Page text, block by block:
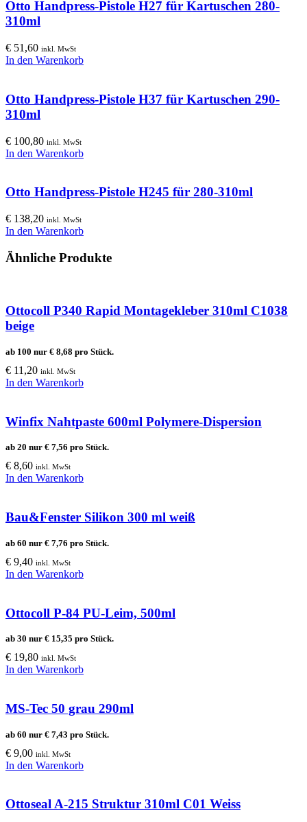
Otto Handpress-Pistole H27 für Kartuschen 280-
310ml
€ 51,60 inkl. MwSt
In den Warenkorb
Otto Handpress-Pistole H37 für Kartuschen 290-
310ml
€ 100,80 inkl. MwSt
In den Warenkorb
Otto Handpress-Pistole H245 für 280-310ml
€ 138,20 inkl. MwSt
In den Warenkorb
Ähnliche Produkte
Ottocoll P340 Rapid Montagekleber 310ml C1038
beige
ab 100 nur € 8,68 pro Stück.
€ 11,20 inkl. MwSt
In den Warenkorb
Winfix Nahtpaste 600ml Polymere-Dispersion
ab 20 nur € 7,56 pro Stück.
€ 8,60 inkl. MwSt
In den Warenkorb
Bau&Fenster Silikon 300 ml weiß
ab 60 nur € 7,76 pro Stück.
€ 9,40 inkl. MwSt
In den Warenkorb
Ottocoll P-84 PU-Leim, 500ml
ab 30 nur € 15,35 pro Stück.
€ 19,80 inkl. MwSt
In den Warenkorb
MS-Tec 50 grau 290ml
ab 60 nur € 7,43 pro Stück.
€ 9,00 inkl. MwSt
In den Warenkorb
Ottoseal A-215 Struktur 310ml C01 Weiss